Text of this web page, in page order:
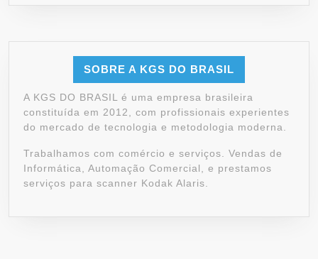
SOBRE A KGS DO BRASIL
A KGS DO BRASIL é uma empresa brasileira
constituída em 2012, com profissionais experientes
do mercado de tecnologia e metodologia moderna.
Trabalhamos com comércio e serviços. Vendas de
Informática, Automação Comercial, e prestamos
serviços para scanner Kodak Alaris.